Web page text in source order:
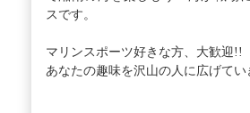
スです。
マリンスポーツ好きな方、大歓迎!!
あなたの趣味を沢山の人に広げてい